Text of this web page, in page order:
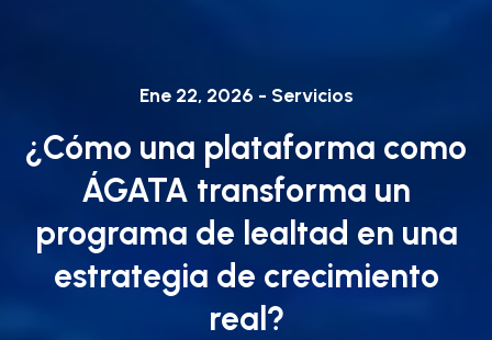
Ene 22, 2026 - Servicios
¿Cómo una plataforma como
ÁGATA transforma un
programa de lealtad en una
estrategia de crecimiento
real?